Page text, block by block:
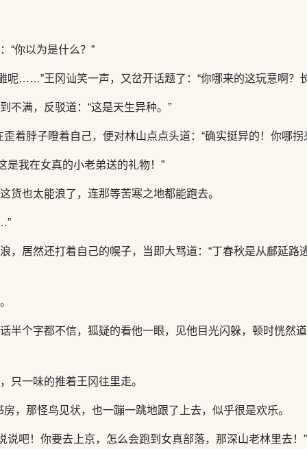
“你以为是什么？”
……”王冈讪笑一声，又岔开话题了：“你哪来的这玩意啊？
不满，反驳道：“这是天生异种。”
着脖子瞪着自己，便对林山点点头道：“确实挺异的！你哪拐
是我在女真的小老弟送的礼物！”
货也太能浪了，连那等苦寒之地都能跑去。
，居然还打着自己的幌子，当即大骂道：“丁春秋是从鄜延
半个字都不信，狐疑的看他一眼，见他目光闪躲，顿时恍然
只一味的推着王冈往里走。
，那怪鸟见状，也一蹦一跳地跟了上去，似乎很是欢乐。
说吧！你要去上京，怎么会跑到女真部落，那深山老林里去！”